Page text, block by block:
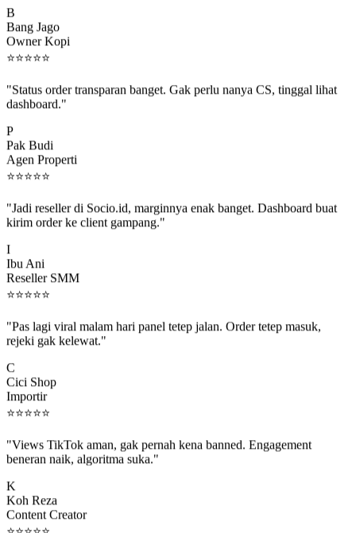
Bang Jago
Owner Kopi
⭐⭐⭐⭐⭐
dashboard."
Pak Budi
Agen Properti
⭐⭐⭐⭐⭐
kirim order ke client gampang."
Ibu Ani
Reseller SMM
⭐⭐⭐⭐⭐
rejeki gak kelewat."
Cici Shop
Importir
⭐⭐⭐⭐⭐
beneran naik, algoritma suka."
Koh Reza
Content Creator
⭐⭐⭐⭐⭐